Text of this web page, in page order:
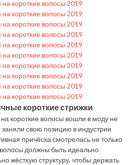
короткие стрижки
короткие волосы вошли в моду не
свою позицию в индустрии
причёска смотрелась не только
волосы должны быть идеально
жёсткую структуру, чтобы держать